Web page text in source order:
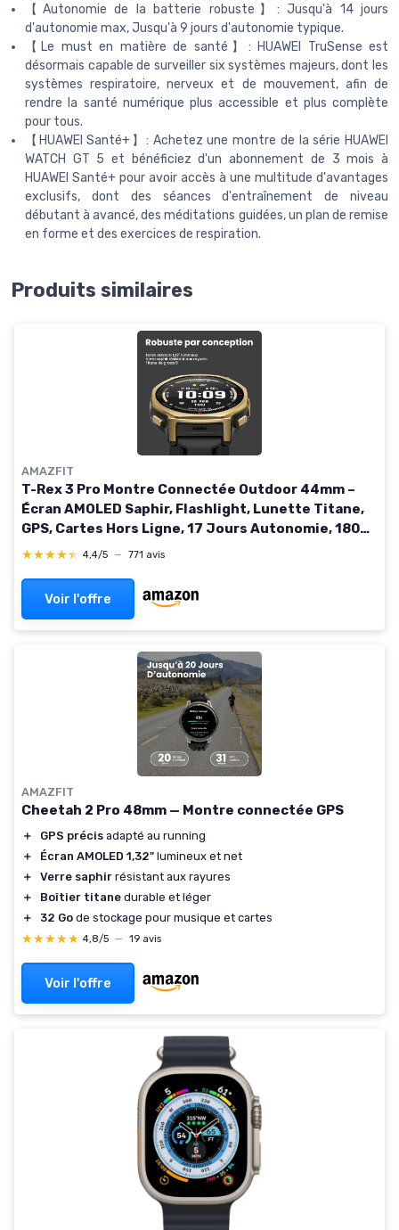
【Autonomie de la batterie robuste】: Jusqu'à 14 jours
d'autonomie max, Jusqu'à 9 jours d'autonomie typique.
【Le must en matière de santé】: HUAWEI TruSense est
désormais capable de surveiller six systèmes majeurs, dont les
systèmes respiratoire, nerveux et de mouvement, afin de
rendre la santé numérique plus accessible et plus complète
pour tous.
【HUAWEI Santé+】: Achetez une montre de la série HUAWEI
WATCH GT 5 et bénéficiez d'un abonnement de 3 mois à
HUAWEI Santé+ pour avoir accès à une multitude d'avantages
exclusifs, dont des séances d'entraînement de niveau
débutant à avancé, des méditations guidées, un plan de remise
en forme et des exercices de respiration.
Produits similaires
AMAZFIT
T-Rex 3 Pro Montre Connectée Outdoor 44mm –
Écran AMOLED Saphir, Flashlight, Lunette Titane,
GPS, Cartes Hors Ligne, 17 Jours Autonomie, 180+
Modes Sport, Smartwatch pour Android iPhone
★★★★★
★★★★★ 4,4/5 — 771 avis
Voir l'offre
AMAZFIT
Cheetah 2 Pro 48mm — Montre connectée GPS
＋ GPS précis adapté au running
＋
Écran AMOLED 1,32" lumineux et net
＋
Verre saphir résistant aux rayures
＋
Boîtier titane durable et léger
＋
32 Go de stockage pour musique et cartes
★★★★★
★★★★★ 4,8/5 — 19 avis
Voir l'offre